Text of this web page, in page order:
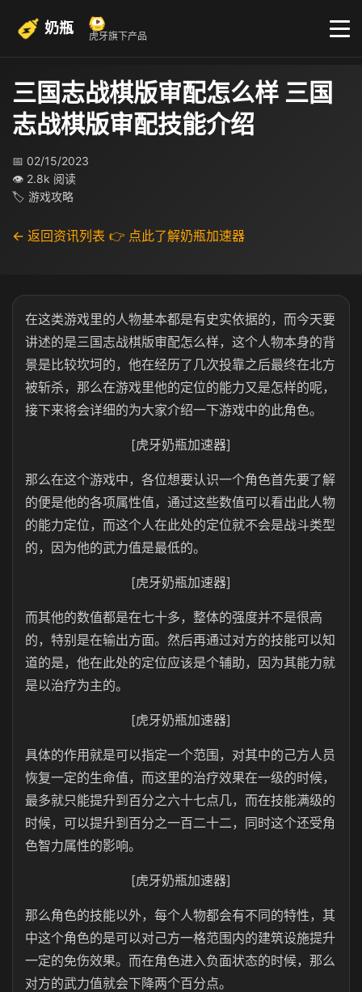
奶瓶 虎牙旗下产品
三国志战棋版审配怎么样 三国
志战棋版审配技能介绍
📅 02/15/2023
👁 2.8k 阅读
🏷 游戏攻略
← 返回资讯列表 👉 点此了解奶瓶加速器
在这类游戏里的人物基本都是有史实依据的，而今天要
讲述的是三国志战棋版审配怎么样，这个人物本身的背
景是比较坎坷的，他在经历了几次投靠之后最终在北方
被斩杀，那么在游戏里他的定位的能力又是怎样的呢，
接下来将会详细的为大家介绍一下游戏中的此角色。
[虎牙奶瓶加速器]
那么在这个游戏中，各位想要认识一个角色首先要了解
的便是他的各项属性值，通过这些数值可以看出此人物
的能力定位，而这个人在此处的定位就不会是战斗类型
的，因为他的武力值是最低的。
[虎牙奶瓶加速器]
而其他的数值都是在七十多，整体的强度并不是很高
的，特别是在输出方面。然后再通过对方的技能可以知
道的是，他在此处的定位应该是个辅助，因为其能力就
是以治疗为主的。
[虎牙奶瓶加速器]
具体的作用就是可以指定一个范围，对其中的己方人员
恢复一定的生命值，而这里的治疗效果在一级的时候，
最多就只能提升到百分之六十七点几，而在技能满级的
时候，可以提升到百分之一百二十二，同时这个还受角
色智力属性的影响。
[虎牙奶瓶加速器]
那么角色的技能以外，每个人物都会有不同的特性，其
中这个角色的是可以对己方一格范围内的建筑设施提升
一定的免伤效果。而在角色进入负面状态的时候，那么
对方的武力值就会下降两个百分点。